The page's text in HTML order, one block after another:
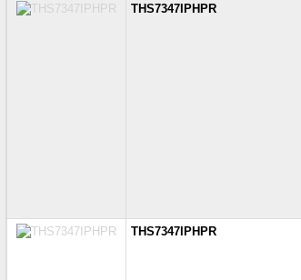
THS7347IPHPR
THS7347IPHPR